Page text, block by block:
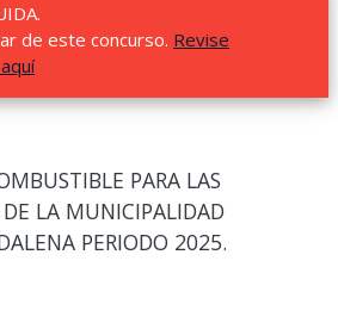
de este concurso. Revise
PARA LAS
DE LA MUNICIPALIDAD
PERIODO 2025.